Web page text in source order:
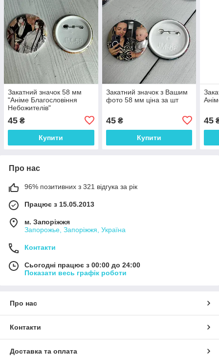
Закатний значок 58 мм
"Аніме Благословіння
Небожителів"
45 ₴
Купити
Закатний значок з Вашим
фото 58 мм ціна за шт
45₴
Купити
45
Про нас
96% позитивних з 321 відгука за рік
Працює з 15.05.2013
м. Запоріжжя
Запорожье, Запоріжжя, Україна
Контакти
Сьогодні працює з 00:00 до 24:00
Показати весь графік роботи
Про нас
Контакти
Доставка та оплата